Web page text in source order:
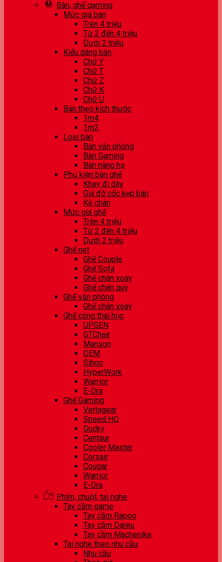
Bàn, ghế gaming
Mức giá bàn
Trên 4 triệu
Từ 2 đến 4 triệu
Dưới 2 triệu
Kiểu dáng bàn
Chữ Y
Chữ T
Chữ Z
Chữ K
Chữ U
Bàn theo kích thước
1m4
1m2
Loại bàn
Bàn văn phòng
Bàn Gaming
Bàn nâng hạ
Phụ kiện bàn ghế
Khay đi dây
Giá đỡ cốc kẹp bàn
Kê chân
Mức giá ghế
Trên 4 triệu
Từ 2 đến 4 triệu
Dưới 2 triệu
Ghế net
Ghế Couple
Ghế Sofa
Ghế chân xoay
Ghế chân quỳ
Ghế văn phòng
Ghế chân xoay
Ghế công thái học
UPGEN
GTChair
Manson
OEM
Sihoo
HyperWork
Warrior
E-Dra
Ghế Gaming
Vertagear
Speed HQ
Ducky
Centaur
Cooler Master
Corsair
Cougar
Warrior
E-Dra
Phím, chuột, tai nghe
Tay cầm game
Tay cầm Rapoo
Tay cầm Dareu
Tay cầm Machenike
Tai nghe theo nhu cầu
Nhu cầu